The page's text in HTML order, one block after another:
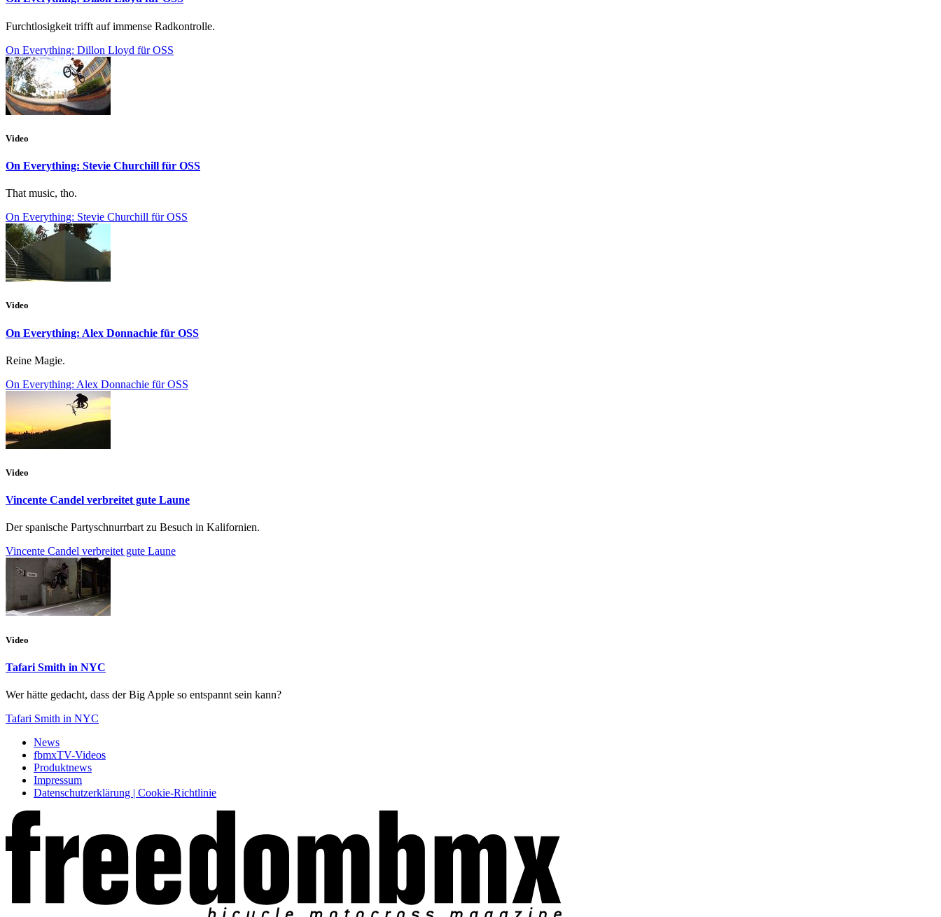
Furchtlosigkeit trifft auf immense Radkontrolle.
On Everything: Dillon Lloyd für OSS
Video
On Everything: Stevie Churchill für OSS
That music, tho.
On Everything: Stevie Churchill für OSS
Video
On Everything: Alex Donnachie für OSS
Reine Magie.
On Everything: Alex Donnachie für OSS
Video
Vincente Candel verbreitet gute Laune
Der spanische Partyschnurrbart zu Besuch in Kalifornien.
Vincente Candel verbreitet gute Laune
Video
Tafari Smith in NYC
Wer hätte gedacht, dass der Big Apple so entspannt sein kann?
Tafari Smith in NYC
News
fbmxTV-Videos
Produktnews
Impressum
Datenschutzerklärung | Cookie-Richtlinie